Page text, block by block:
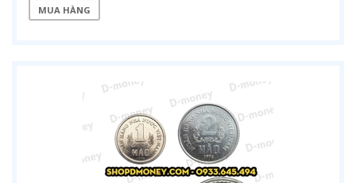
MUA HÀNG